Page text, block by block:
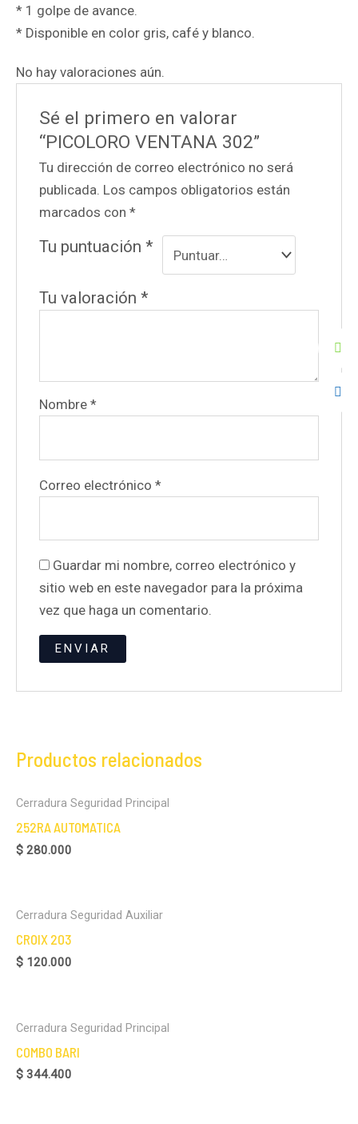
* 1 golpe de avance.
* Disponible en color gris, café y blanco.
No hay valoraciones aún.
Sé el primero en valorar
“PICOLORO VENTANA 302”
Tu dirección de correo electrónico no será
publicada. Los campos obligatorios están
marcados con*
Tu puntuación*
Tu valoración*
Nombre*
Correo electrónico*
Guardar mi nombre, correo electrónico y
sitio web en este navegador para la próxima
vez que haga un comentario.
Productos relacionados
Cerradura Seguridad Principal
252RA AUTOMATICA
$ 280.000
Cerradura Seguridad Auxiliar
CROIX 203
$ 120.000
Cerradura Seguridad Principal
COMBO BARI
$ 344.400